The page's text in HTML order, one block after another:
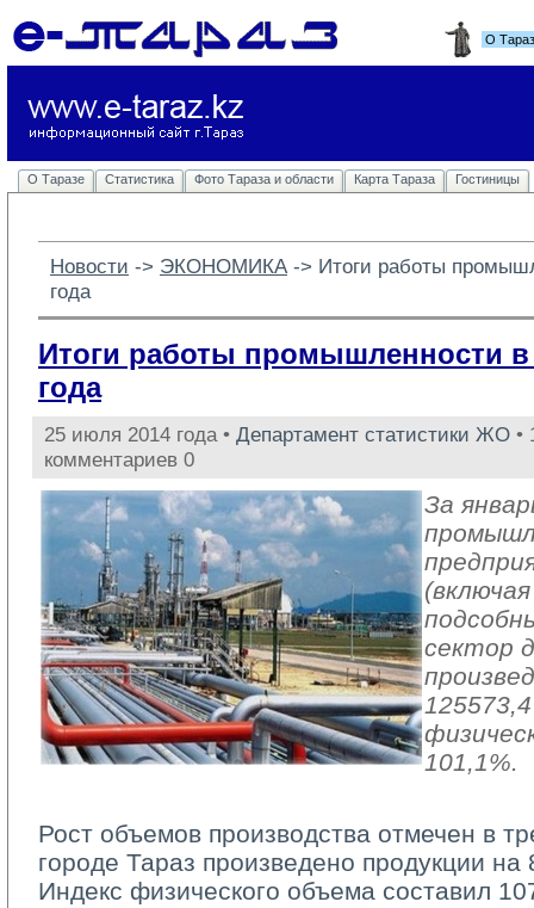
О
О Таразе Статистика Фото Тараза и области Карта Тараза Гостиницы
Новости -> ЭКОНОМИКА -> Итоги работы
года
Итоги работы промышленности в
года
25 июля 2014 года • Департамент статистики ЖО •
комментариев 0
За
сектор
101,1%.
Рост объемов производства отмечен в
городе Тараз произведено продукции
Индекс физического объема составил